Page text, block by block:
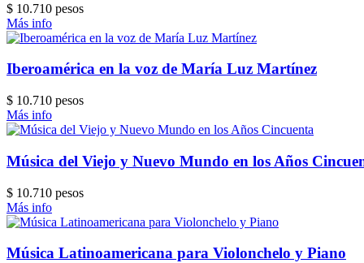
$ 10.710 pesos
Más info
Iberoamérica en la voz de María Luz Martínez
$ 10.710 pesos
Más info
Música del Viejo y Nuevo Mundo en los Años
$ 10.710 pesos
Más info
Música Latinoamericana para Violonchelo y Piano